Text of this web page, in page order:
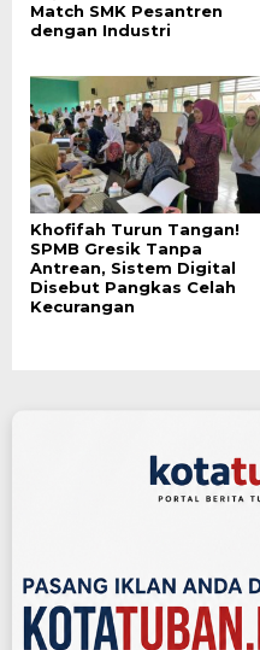
Match SMK Pesantren
dengan Industri
Khofifah Turun Tangan!
SPMB Gresik Tanpa
Antrean, Sistem Digital
Disebut Pangkas Celah
Kecurangan